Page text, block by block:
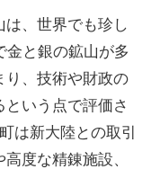
、世界でも珍し
金と銀の鉱山が多
り、技術や財政の
いう点で評価さ
は新大陸との取引
度な精錬施設、